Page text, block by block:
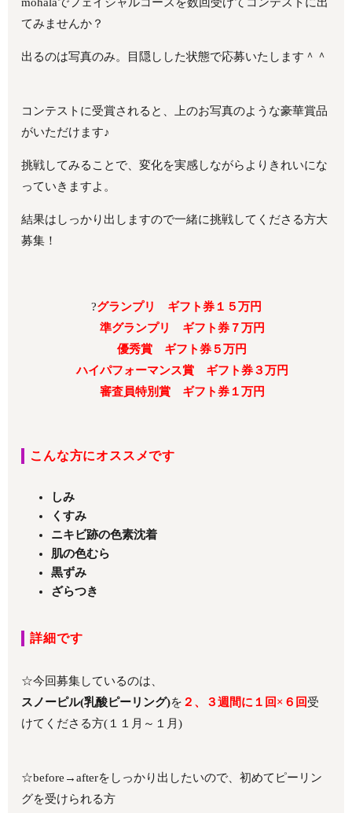
mohalaでフェイシャルコースを数回受けてコンテストに出
てみませんか？
出るのは写真のみ。目隠しした状態で応募いたします＾＾
コンテストに受賞されると、上のお写真のような豪華賞品
がいただけます♪
挑戦してみることで、変化を実感しながらよりきれいにな
っていきますよ。
結果はしっかり出しますので一緒に挑戦してくださる方大
募集！
?グランプリ ギフト券１５万円
準グランプリ ギフト券７万円
優秀賞 ギフト券５万円
ハイパフォーマンス賞 ギフト券３万円
審査員特別賞 ギフト券１万円
こんな方にオススメです
しみ
くすみ
ニキビ跡の色素沈着
肌の色むら
黒ずみ
ざらつき
詳細です
☆今回募集しているのは、
スノーピル(乳酸ピーリング)を ２、３週間に１回×６回受
けてくださる方(１１月～１月)
☆before→afterをしっかり出したいので、初めてピーリン
グを受けられる方